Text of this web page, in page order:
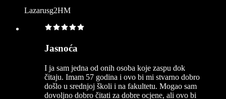
Lazarusg2HM
Jasnoća
I ja sam jedna od onih osoba koje zaspu dok
čitaju. Imam 57 godina i ovo bi mi stvarno dobro
došlo u srednjoj školi i na fakultetu. Mogao sam
dovoljno dobro čitati za dobre ocjene, ali ovo bi